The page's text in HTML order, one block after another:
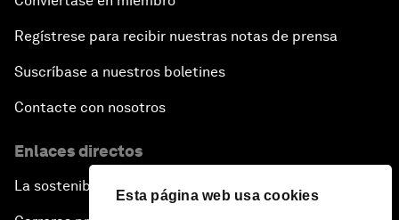
Esta página web usa cookies
Regístrese para recibir nuestras notas de prensa
Suscríbase a nuestros boletines
Contacte con nosotros
Enlaces directos
La sostenibilidad en el Foro